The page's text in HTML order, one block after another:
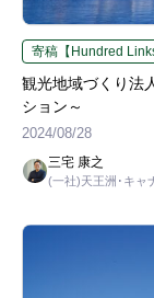
寄稿【Hundred Links
観光地域づくり法
ション～
2024/08/28
三宅 康之
(一社)天王洲･キャ